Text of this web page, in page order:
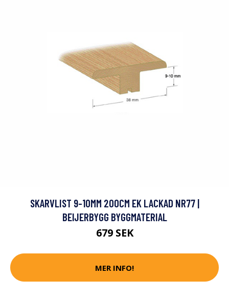
SKARVLIST 9-10MM 200CM EK LACKAD NR77 |
BEIJERBYGG BYGGMATERIAL
679 SEK
MER INFO!